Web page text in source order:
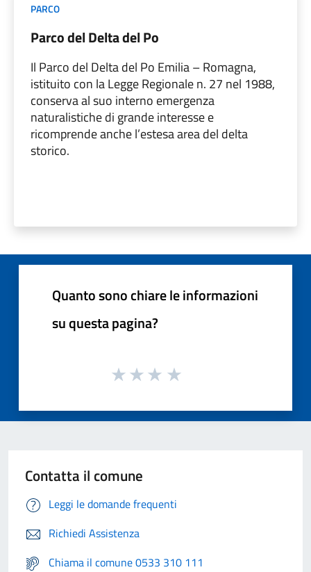
PARCO
Parco del Delta del Po
Il Parco del Delta del Po Emilia – Romagna,
istituito con la Legge Regionale n. 27 nel 1988,
conserva al suo interno emergenza
naturalistiche di grande interesse e
ricomprende anche l’estesa area del delta
storico.
Quanto sono chiare le informazioni
su questa pagina?
Contatta il comune
Leggi le domande frequenti
Richiedi Assistenza
Chiama il comune 0533 310 111